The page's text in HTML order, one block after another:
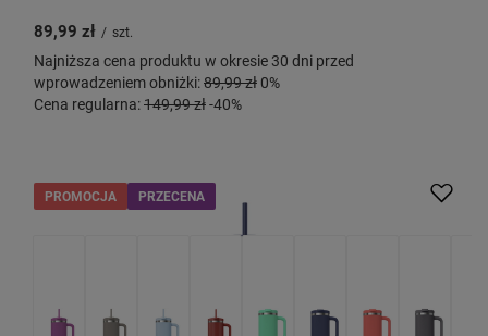
89,99 zł / szt.
Najniższa cena produktu w okresie 30 dni przed
wprowadzeniem obniżki:89,99 zł 0%
Cena regularna:149,99 zł-40%
PROMOCJA PRZECENA